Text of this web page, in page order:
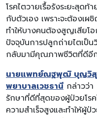
โรคไตวายเรื้อรังระยะสุดท้
กับตัวเอง เพราะจะต้องเ
ทำให้บางคนต้องสูญเสียโอ
ปัจจุบันการปลูกถ่ายไตเป็
กลับมามีคุณภาพชีวิตที่ดีอี
นายแพทย์ณฐพุฒิ บุญวิสุ
พยาบาลเวชธานี กล่าวว่
รักษาที่ดีที่สุดของผู้ป่วยโรค
ความสำเร็จสูงและทำให้